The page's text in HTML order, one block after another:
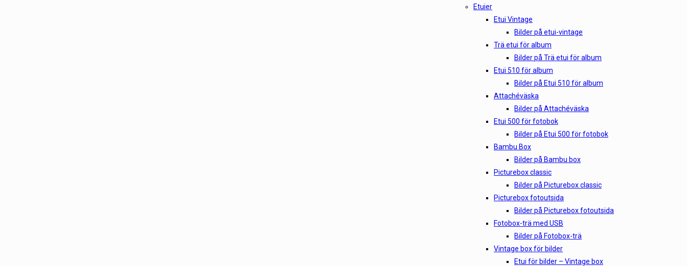
Etuier
Etui Vintage
Bilder på etui-vintage
Trä etui för album
Bilder på Trä etui för album
Etui 510 för album
Bilder på Etui 510 för album
Attachéväska
Bilder på Attachéväska
Etui 500 för fotobok
Bilder på Etui 500 för fotobok
Bambu Box
Bilder på Bambu box
Picturebox classic
Bilder på Picturebox classic
Picturebox fotoutsida
Bilder på Picturebox fotoutsida
Fotobox-trä med USB
Bilder på Fotobox-trä
Vintage box för bilder
Etui för bilder – Vintage box